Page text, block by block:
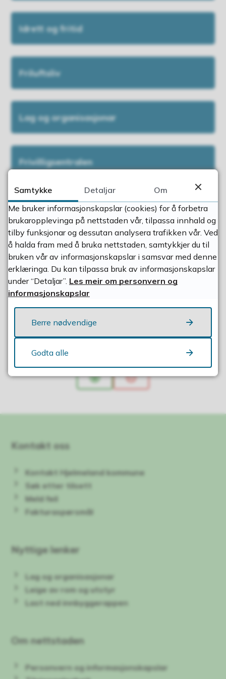
Idrett og fritid
Friluftsliv
Lag og organisasjonar
Frivilligsentralen
Tilskotsordningar
Kulturprisen og Hjelmelandsprisen
Bibliotek
Fann du det du leita etter?
Ja Nei
Kontakt oss
Kontakt Hjelmeland kommune
Søk etter tilsett
Meld feil
Fakturaspørsmål
Nyttige lenker
Lag og organisasjonar
Leige av rom og utstyr
Last ned innbyggerappen
Om nettstaden
Personvern og informasjonskapslar
Samtykke Detaljar
Om
Me bruker informasjonskapslar (cookies) for å forbetra
brukaropplevinga på nettstaden vår, tilpassa innhald og
tilby funksjonar og dessutan analysera trafikken vår. Ved
å halda fram med å bruka nettstaden, samtykkjer du til
bruken vår av informasjonskapslar i samsvar med denne
erklæringa. Du kan tilpassa bruk av informasjonskapslar
under “Detaljar”. Les meir om personvern og
informasjonskapslar
Berre nødvendige
Godta alle